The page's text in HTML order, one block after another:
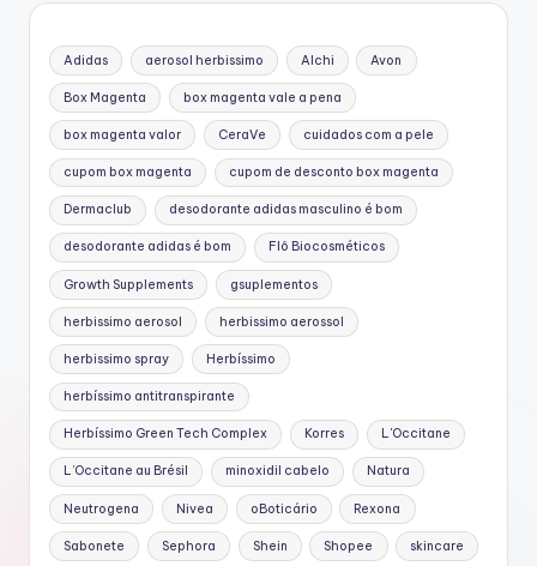
Adidas aerosol herbissimo Alchi Avon
Box Magenta box magenta vale a pena
box magenta valor CeraVe cuidados com a pele
cupom box magenta cupom de desconto box magenta
Dermaclub desodorante adidas masculino é bom
desodorante adidas é bom Flô Biocosméticos
Growth Supplements gsuplementos
herbissimo aerosol herbissimo aerossol
herbissimo spray Herbíssimo
herbíssimo antitranspirante
Herbíssimo Green Tech Complex Korres L'Occitane
L’Occitane au Brésil minoxidil cabelo Natura
Neutrogena Nivea oBoticário Rexona
Sabonete Sephora Shein Shopee skincare